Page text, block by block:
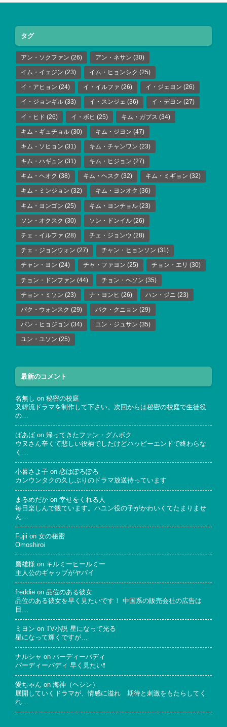
タグ
アン・ソクファン (26) アン・ネサン (30)
イム・イェジン (23) イム・ヒョンシク (25)
イ・アヒョン (24) イ・イルファ (26) イ・ジェヨン (26)
イ・ジョンギル (33) イ・スンジェ (36) イ・デヨン (27)
イ・ヒド (26) イ・ボヒ (25) キム・ガプス (34)
キム・ギュチョル (30) キム・ジヨン (47)
キム・ソヒョン (31) キム・チャンワン (23)
キム・ハギュン (31) キム・ヒジョン (27)
キム・ヘオク (38) キム・ヘスク (32) キム・ミギョン (32)
キム・ミンジョン (32) キム・ヨンオク (36)
キム・ヨンゴン (25) キム・ヨンチョル (23)
ソン・オクスク (30) ソン・ドンイル (26)
チェ・イルファ (28) チェ・ジョンウ (28)
チェ・ジョンウォン (27) チャン・ヒョンソン (31)
チャン・ヨン (24) チャ・ファヨン (25) チョン・エリ (30)
チョン・ドンファン (44) チョン・ヘソン (35)
チョン・ミソン (23) ナ・ヨンヒ (26) ハン・ジニ (23)
パク・ウォンスク (29) パク・クニョン (29)
パン・ヒョジョン (34) ユン・ジュサン (35)
ユン・ユソン (25)
最新のコメント
名無し on 秘密の校庭
又韓流ドラマを制作して下さい。次回からは秘密の校庭で生徒役
の…
ばあば on 帰ってきたファン・グムボク
ウヌさん辛くて悲しい役柄でしたけどハッピーエンドで終わらな
く…
小暮さよ子 on 恋はぽろぽろ
カンウンタクの久しぶりのドラマ放送待っています
まるめだか on 幸せをくれる人
毎日楽しんで観ています。ハユン役の子がかわいくてたまりませ
ん…
Fujii on 女の秘密
Omoshiroi
磨雄様 on キルミーヒールミー
主人公のギャップがヤバイ
freddie on 品位のある彼女
品位のある彼女を早く見たいです！ 中国系の販売会社の広告は
目…
ミヨン on
TV小説 星になって光る
星になって輝くですが…
ナルシャ on バーディーバディ
バーディーバディ 早く見たい❗
愛ちゃん on 海神（ヘシン）
展開していくドラマが、情感に溢れ 期待と刺激をもたらしてく
れ…